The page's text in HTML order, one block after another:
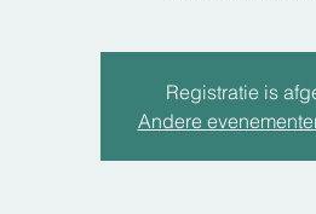
Registratie is
Andere